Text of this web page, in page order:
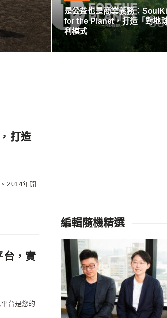
是公益也是商業義務：
for the Planet，打造「對地
利模式
打造
2014年開
台，實
台是您的
編輯隨機精選